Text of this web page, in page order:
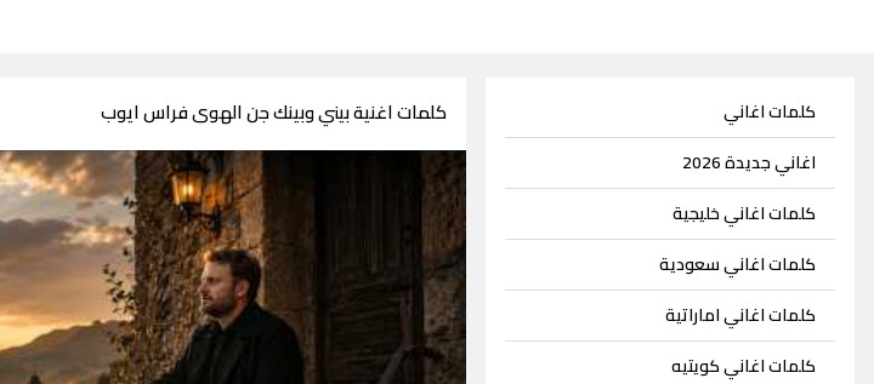
كلمات اغاني
اغاني جديدة 2026
كلمات اغاني خليجية
كلمات اغاني سعودية
كلمات اغاني اماراتية
كلمات اغاني كويتيه
كلمات اغنية بيني وبينك جن الهوى فراس ايوب